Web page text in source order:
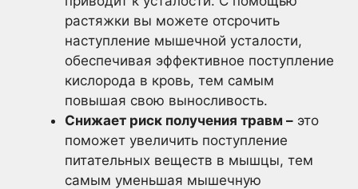
растяжки вы можете отсрочить
наступление мышечной усталости,
обеспечивая эффективное поступление
кислорода в кровь, тем самым
повышая свою выносливость.
Снижает риск получения травм – это
поможет увеличить поступление
питательных веществ в мышцы, тем
самым уменьшая мышечную